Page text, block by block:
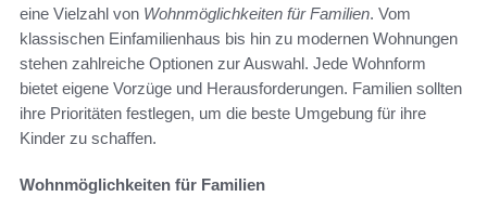
eine Vielzahl von Wohnmöglichkeiten für Familien. Vom
klassischen Einfamilienhaus bis hin zu modernen Wohnungen
stehen zahlreiche Optionen zur Auswahl. Jede Wohnform
bietet eigene Vorzüge und Herausforderungen. Familien sollten
ihre Prioritäten festlegen, um die beste Umgebung für ihre
Kinder zu schaffen.
Wohnmöglichkeiten für Familien